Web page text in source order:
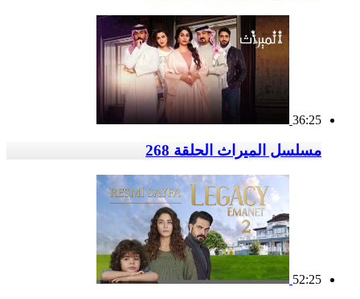
36:25
مسلسل الميراث الحلقة 268
52:25